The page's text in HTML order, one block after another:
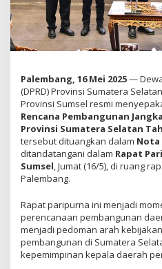
Palembang, 16 Mei 2025—
(DPRD) Provinsi Sumatera
Provinsi Sumsel resmi
Rencana Pembangunan
Provinsi Sumatera Selatan
tersebut dituangkan dalam Nota
ditandatangani dalam Rapat
Sumsel, Jumat (16/5), di ruang
Palembang.
Rapat paripurna ini menjadi
perencanaan pembangunan
menjadi pedoman arah
pembangunan di Sumatera
kepemimpinan kepala daerah